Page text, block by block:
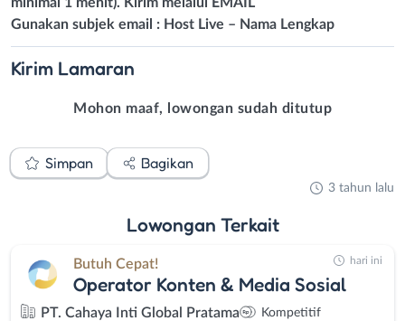
Gunakan subjek email : Host Live – Nama Lengkap
Kirim Lamaran
Mohon maaf, lowongan sudah ditutup
Simpan Bagikan
3 tahun lalu
Lowongan Terkait
Butuh Cepat!
Operator Konten & Media Sosial
PT. Cahaya Inti Global Pratama Kompetitif
hari ini